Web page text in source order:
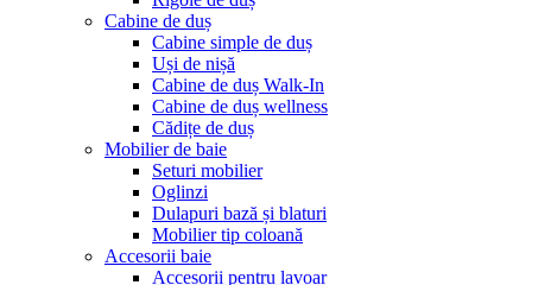
Cabine de duș
Cabine simple de duș
Uși de nișă
Cabine de duș Walk-In
Cabine de duș wellness
Cădițe de duș
Mobilier de baie
Seturi mobilier
Oglinzi
Dulapuri bază și blaturi
Mobilier tip coloană
Accesorii baie
Accesorii pentru lavoar